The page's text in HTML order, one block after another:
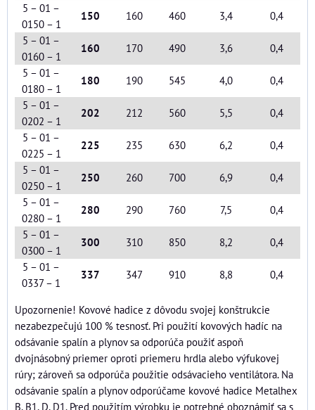
5 – 01 –
0150 – 1
150 160 460 3,4
0,4
5 – 01 –
0160 – 1
160 170 490 3,6
0,4
5 – 01 –
0180 – 1
180 190 545 4,0
0,4
5 – 01 –
0202 – 1
202 212 560 5,5
0,4
5 – 01 –
0225 – 1
225 235 630 6,2
0,4
5 – 01 –
0250 – 1
250 260 700 6,9
0,4
5 – 01 –
0280 – 1
280 290 760 7,5
0,4
5 – 01 –
0300 – 1
300 310 850 8,2
0,4
5 – 01 –
0337 – 1
337 347 910 8,8 0,4
Upozornenie! Kovové hadice z dôvodu svojej konštrukcie
nezabezpečujú 100 % tesnosť. Pri použití kovových hadíc na
odsávanie spalín a plynov sa odporúča použiť aspoň
dvojnásobný priemer oproti priemeru hrdla alebo výfukovej
rúry; zároveň sa odporúča použitie odsávacieho ventilátora. Na
odsávanie spalín a plynov odporúčame kovové hadice Metalhex
B, B1, D, D1. Pred použitím výrobku je potrebné oboznámiť sa s